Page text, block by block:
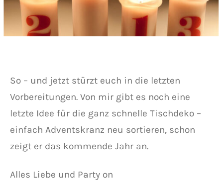
So – und jetzt stürzt euch in die letzten
Vorbereitungen. Von mir gibt es noch eine
letzte Idee für die ganz schnelle Tischdeko –
einfach Adventskranz neu sortieren, schon
zeigt er das kommende Jahr an.
Alles Liebe und Party on